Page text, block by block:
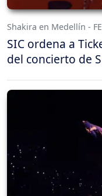
Shakira en Medellín -
SIC ordena a
del concierto de